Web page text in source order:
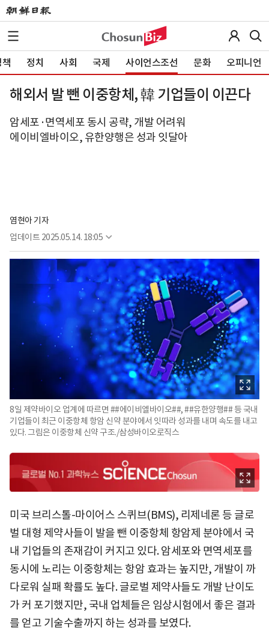
정치 사회 국제 사이언스조선 문화 오피니언
해외서 발 뺀 이중항체, 韓 기업들이 이끈다
암세포·면역세포 동시 공략, 개발 어려워
에이비엘바이오, 유한양행은 성과 잇달아
염현아 기자
업데이트 2025.05.14. 18:05
8일 제약바이오 업계에 따르면 ##에이비엘바이오##, ##유한양행## 등 국내
기업들이 최근 이중항체 항암 신약 분야에서 잇따라 성과를 내며 속도를 내고
있다. 그림은 이중항체 신약 구조./삼성바이오로직스
미국 브리스톨-마이어스 스퀴브(BMS), 리제네론 등 글로
벌 대형 제약사들이 발을 뺀 이중항체 항암제 분야에서 국
내 기업들의 존재감이 커지고 있다. 암세포와 면역세포를
동시에 노리는 이중항체는 항암 효과는 높지만, 개발이 까
다로워 실패 확률도 높다. 글로벌 제약사들도 개발 난이도
가 커 포기했지만, 국내 업체들은 임상시험에서 좋은 결과
를 얻고 기술수출까지 하는 성과를 보였다.